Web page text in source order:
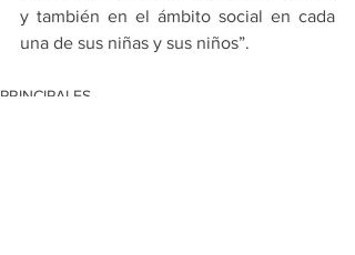
y también en el ámbito social en cada
una de sus niñas y sus niños”.
PRINCIPALES